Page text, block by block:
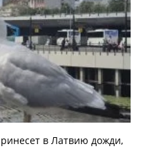
в Латвию дожди,